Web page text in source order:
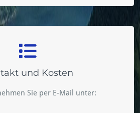
und Kosten
Sie per E-Mail unter: